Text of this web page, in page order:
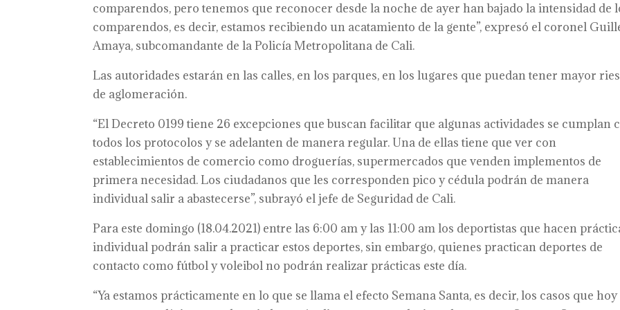
comparendos, pero tenemos que reconocer desde la noche de ayer han bajado la intensidad de
comparendos, es decir, estamos recibiendo un acatamiento de la gente”, expresó el coronel
Amaya, subcomandante de la Policía Metropolitana de Cali.
Las autoridades estarán en las calles, en los parques, en los lugares que puedan tener mayor
de aglomeración.
“El Decreto 0199 tiene 26 excepciones que buscan facilitar que algunas actividades se cumplan
todos los protocolos y se adelanten de manera regular. Una de ellas tiene que ver con
establecimientos de comercio como droguerías, supermercados que venden implementos de
primera necesidad. Los ciudadanos que les corresponden pico y cédula podrán de manera
individual salir a abastecerse”, subrayó el jefe de Seguridad de Cali.
Para este domingo (18.04.2021) entre las 6:00 am y las 11:00 am los deportistas que hacen
individual podrán salir a practicar estos deportes, sin embargo, quienes practican deportes de
contacto como fútbol y voleibol no podrán realizar prácticas este día.
“Ya estamos prácticamente en lo que se llama el efecto Semana Santa, es decir, los casos que hoy